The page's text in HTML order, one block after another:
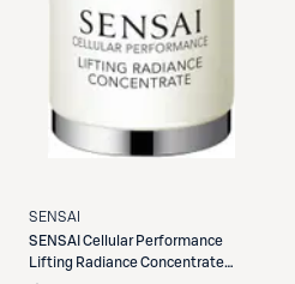
SENSAI
SENSAI Cellular Performance
Lifting Radiance Concentrate